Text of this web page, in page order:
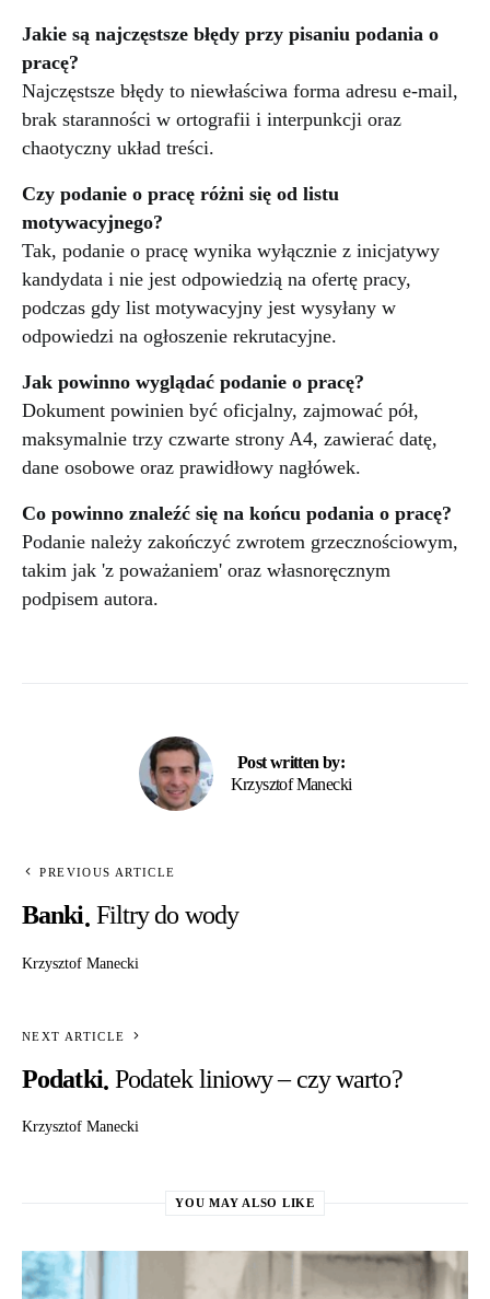
Jakie są najczęstsze błędy przy pisaniu podania o
pracę?
Najczęstsze błędy to niewłaściwa forma adresu e-mail,
brak staranności w ortografii i interpunkcji oraz
chaotyczny układ treści.
Czy podanie o pracę różni się od listu
motywacyjnego?
Tak, podanie o pracę wynika wyłącznie z inicjatywy
kandydata i nie jest odpowiedzią na ofertę pracy,
podczas gdy list motywacyjny jest wysyłany w
odpowiedzi na ogłoszenie rekrutacyjne.
Jak powinno wyglądać podanie o pracę?
Dokument powinien być oficjalny, zajmować pół,
maksymalnie trzy czwarte strony A4, zawierać datę,
dane osobowe oraz prawidłowy nagłówek.
Co powinno znaleźć się na końcu podania o pracę?
Podanie należy zakończyć zwrotem grzecznościowym,
takim jak 'z poważaniem' oraz własnoręcznym
podpisem autora.
Post written by:
Krzysztof Manecki
PREVIOUS ARTICLE
Banki Filtry do wody
Krzysztof Manecki
NEXT ARTICLE
Podatki Podatek liniowy – czy warto?
Krzysztof Manecki
YOU MAY ALSO LIKE